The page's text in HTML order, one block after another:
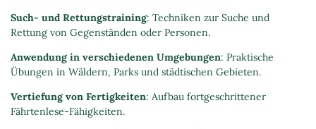
Such- und Rettungstraining: Techniken zur Suche und
Rettung von Gegenständen oder Personen.
Anwendung in verschiedenen Umgebungen: Praktische
Übungen in Wäldern, Parks und städtischen Gebieten.
Vertiefung von Fertigkeiten: Aufbau fortgeschrittener
Fährtenlese-Fähigkeiten.